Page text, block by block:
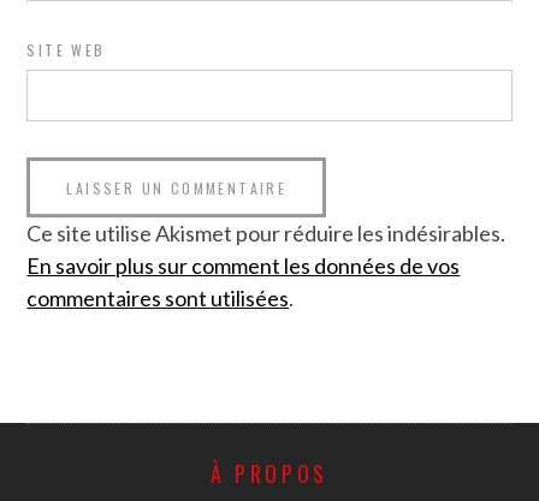
SITE WEB
Ce site utilise Akismet pour réduire les indésirables.
En savoir plus sur comment les données de vos
commentaires sont utilisées.
À PROPOS